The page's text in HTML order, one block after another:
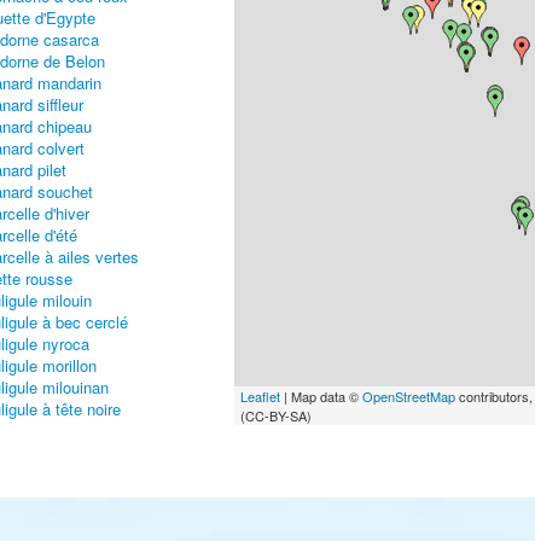
d'Egypte
casarca
de Belon
mandarin
siffleur
chipeau
colvert
pilet
souchet
d'hiver
d'été
à ailes vertes
rousse
milouin
à bec cerclé
nyroca
morillon
milouinan
à tête noire
noire
Leaflet| Map data ©OpenStreetMapcontributors,
(CC-BY-SA)